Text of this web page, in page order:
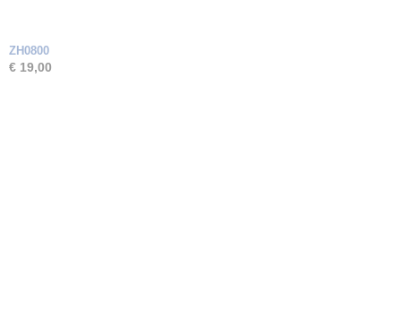
ZH0800
€ 19,00